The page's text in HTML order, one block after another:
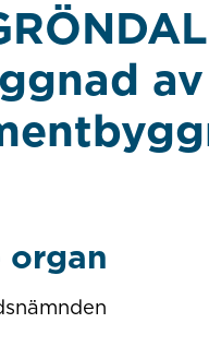
organ